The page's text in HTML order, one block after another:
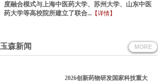
度融合模式与上海中医药大学、苏州大学、山东中医
药大学等高校院所建立了联合... 【详情】
MORE
玉森新闻
2026创新药物研发国家科技重大